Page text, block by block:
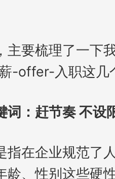
主要梳理了一下
-offer-入职这几
词：赶节奏 不设
指在企业规范了
龄、性别这些硬